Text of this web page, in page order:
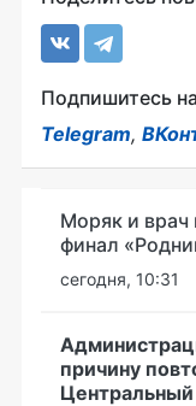
Подпишитесь
Telegram,
Моряк и врач
финал
сегодня, 10:31
причину